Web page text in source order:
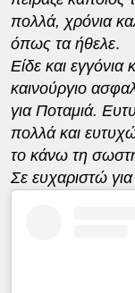
πολλά, χρόνια
όπως τα ήθελε.
Είδε και
καινούργιο
για Ποταμιά.
πολλά και
το κάνω τη
Σε ευχαριστώ